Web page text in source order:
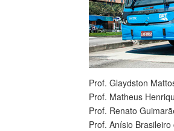
Prof. Glaydston
Prof. Matheus
Prof. Renato
Prof. Anísio